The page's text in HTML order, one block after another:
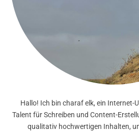
Hallo! Ich bin charaf elk, ein Internet-
Talent für Schreiben und Content-
qualitativ hochwertigen Inhalten,